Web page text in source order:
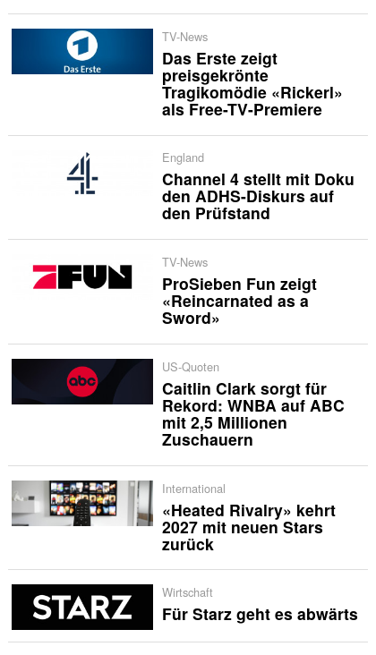
TV-News
Das Erste zeigt
preisgekrönte
Tragikomödie «Rickerl»
als Free-TV-Premiere
England
Channel 4 stellt mit Doku
den ADHS-Diskurs auf
den Prüfstand
TV-News
ProSieben Fun zeigt
«Reincarnated as a
Sword»
US-Quoten
Caitlin Clark sorgt für
Rekord: WNBA auf ABC
mit 2,5 Millionen
Zuschauern
International
«Heated Rivalry» kehrt
2027 mit neuen Stars
zurück
Wirtschaft
Für Starz geht es abwärts